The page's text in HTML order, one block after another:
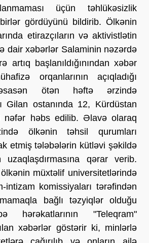
üçün təhlükəsizlik
gördüyünü bildirib. Ölkənin
etirazçıların və aktivistlətin
dair xəbərlər Salaminin nəzərdə
artıq başlanıldığınından xəbər
orqanlarının açıqladığı
ötən həftə ərzində
Gilan ostanında 12, Kürdüstan
nəfər həbs edilib. Əlavə olaraq
ölkənin təhsil qurumları
etmiş tələbələrin kütləvi şəkildə
uzaqlaşdırmasına qərar verib.
müxtəlif universitetlərində
intizam komissiyaları tərəfindən
bağlı təzyiqlər olduğu
hərəkatlarının "Teleqram"
xəbərlər göstərir ki, minlərlə